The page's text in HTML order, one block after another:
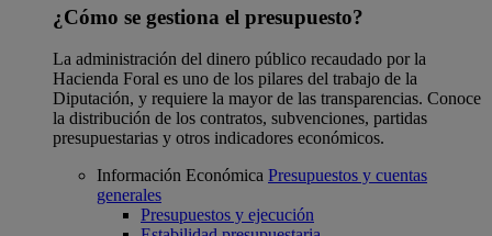
¿Cómo se gestiona el presupuesto?
La administración del dinero público recaudado por la
Hacienda Foral es uno de los pilares del trabajo de la
Diputación, y requiere la mayor de las transparencias. Conoce
la distribución de los contratos, subvenciones, partidas
presupuestarias y otros indicadores económicos.
Información Económica Presupuestos y cuentas
generales
Presupuestos y ejecución